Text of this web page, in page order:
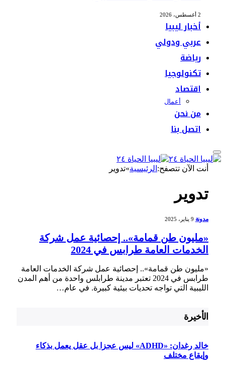
أخبار ليبيا
عربي ودولي
رياضة
تكنولوجيا
اقتصاد
أعمال
من نحن
اتصل بنا
أنت الآن تتصفح:الرئيسية»تدوير
تدوير
مدونة 9 يناير، 2025
«مليون طن قمامة».. إحصائية عمل شركة
الخدمات العامة طرابس في 2024
«مليون طن قمامة».. إحصائية عمل ⁤شركة الخدمات العامة
طرابس في 2024 تعتبر مدينة طرابلس واحدة من أهم المدن
الليبية التي⁤ تواجه تحديات بيئية كبيرة. في عام…
الأخيرة
خالد رغدان: «ADHD» ليس عجزا بل عقل يعمل بذكاء
وإيقاع مختلف